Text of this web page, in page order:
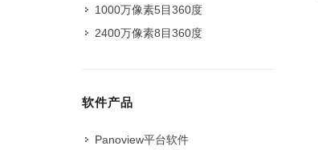
1000万像素5目360度
2400万像素8目360度
软件产品
Panoview平台软件